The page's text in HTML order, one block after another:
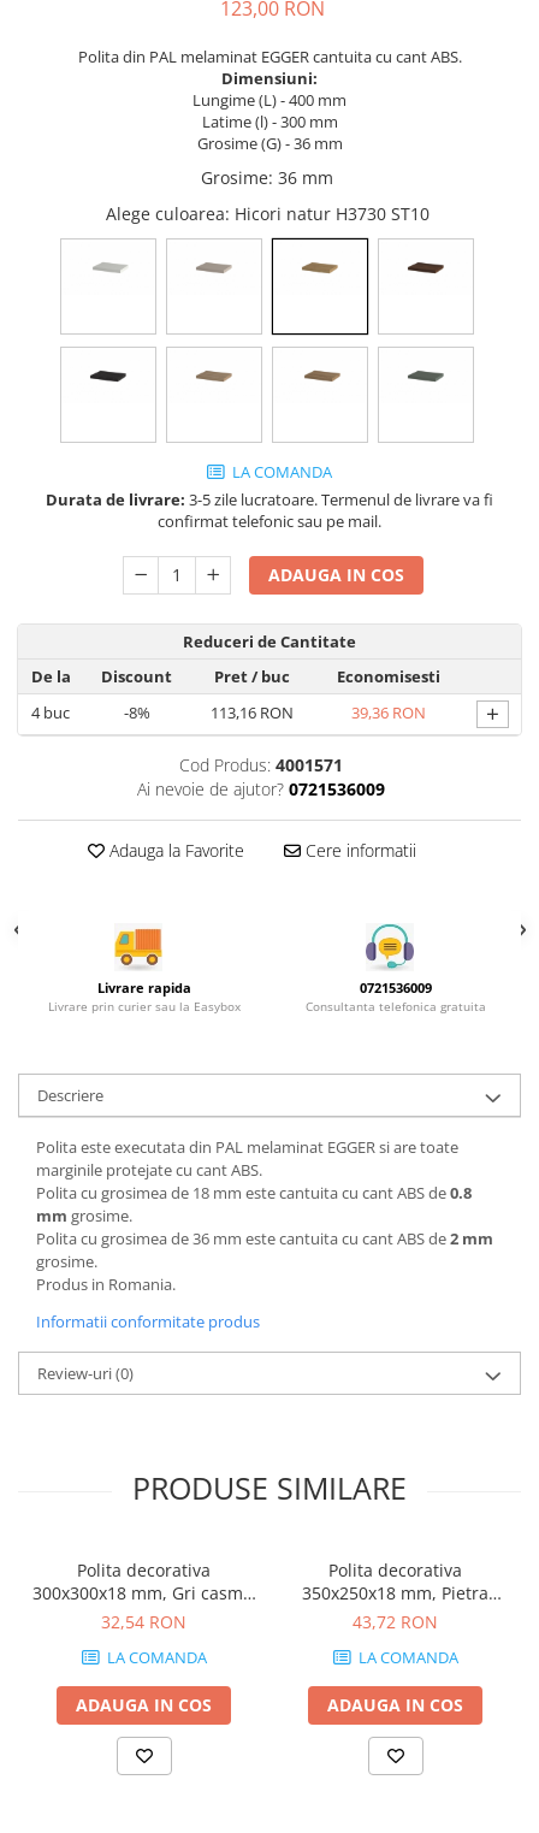
dressing
Sisteme pentru usi pliante
Console si suporti polita
Accesorii pentru compartimentare
Ambia-Line - Blum
Suruburi, coltare, elemente de
Lamele si cepi de lemn
Picioare si rotile mobilier
Picioare mobilier
Scurgatoare pentru vase
Cosuri Jolly si coloane
123,00 RON
Polita din PAL melaminat EGGER cantuita cu cant ABS.
Dimensiuni:
Lungime (L) - 400 mm
Latime (l) - 300 mm
Grosime (G) - 36 mm
Grosime: 36 mm
Alege culoarea: Hicori natur H3730 ST10
LA COMANDA
Durata de livrare: 3-5 zile lucratoare. Termenul de livrare va fi
confirmat telefonic sau pe mail.
ADAUGA IN COS
Reduceri de Cantitate
De la
Discount Pret/ buc
Economisesti
4buc -8% 113,16 RON 39,36 RON +
Cod Produs: 4001571
Ai nevoie de ajutor? 0721536009
Adauga la Favorite Cere informatii
Livrare rapida
Livrare prin curier sau la Easybox
0721536009
Consultanta telefonica gratuita
Descriere
Polita este executata din PAL melaminat EGGER si are toate
marginile protejate cu cant ABS.
Polita cu grosimea de 18 mm este cantuita cu cant ABS de0.8
mm grosime.
Polita cu grosimea de 36 mm este cantuita cu cant ABS de2 mm
grosime.
Produs in Romania.
Informatii conformitate produs
Review-uri(0)
PRODUSE SIMILARE
Polita decorativa
300x300x18 mm, Gri casmir
U702 ST9, grosime 18 mm
32,54 RON
LA COMANDA
ADAUGA IN COS
Polita decorativa
350x250x18 mm, Pietra
Grigia negru F206 ST9,
43,72 RON
LA COMANDA
ADAUGA IN COS